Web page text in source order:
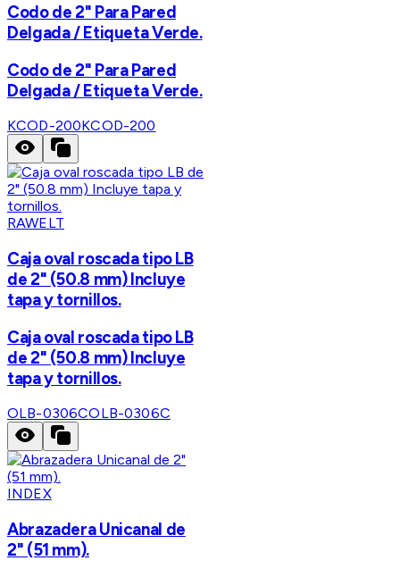
Codo de 2" Para Pared
Delgada / Etiqueta Verde.
Codo de 2" Para Pared
Delgada / Etiqueta Verde.
KCOD-200KCOD-200
RAWELT
Caja oval roscada tipo LB
de 2" (50.8 mm) Incluye
tapa y tornillos.
Caja oval roscada tipo LB
de 2" (50.8 mm) Incluye
tapa y tornillos.
OLB-0306COLB-0306C
INDEX
Abrazadera Unicanal de
2" (51 mm).